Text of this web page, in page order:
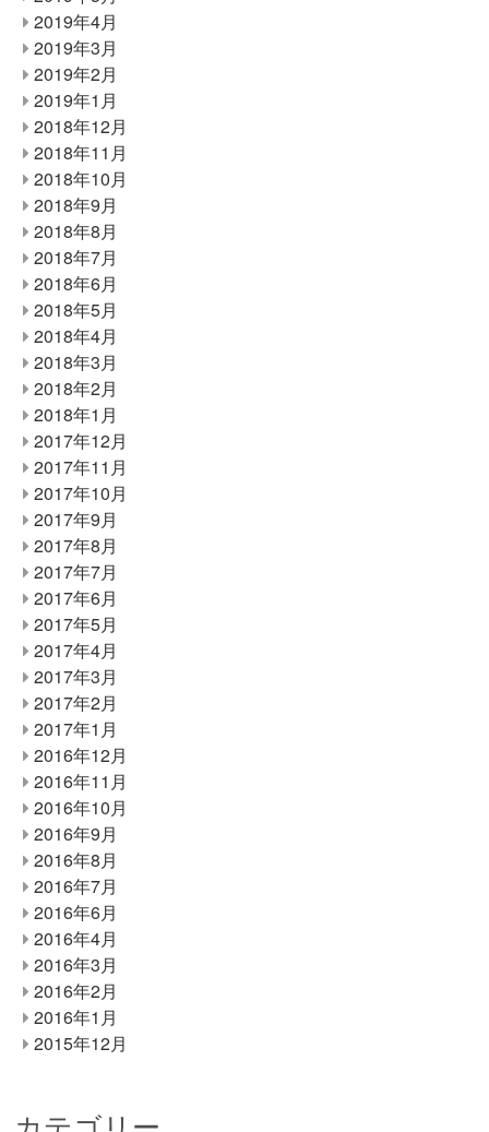
2019年4月
2019年3月
2019年2月
2019年1月
2018年12月
2018年11月
2018年10月
2018年9月
2018年8月
2018年7月
2018年6月
2018年5月
2018年4月
2018年3月
2018年2月
2018年1月
2017年12月
2017年11月
2017年10月
2017年9月
2017年8月
2017年7月
2017年6月
2017年5月
2017年4月
2017年3月
2017年2月
2017年1月
2016年12月
2016年11月
2016年10月
2016年9月
2016年8月
2016年7月
2016年6月
2016年4月
2016年3月
2016年2月
2016年1月
2015年12月